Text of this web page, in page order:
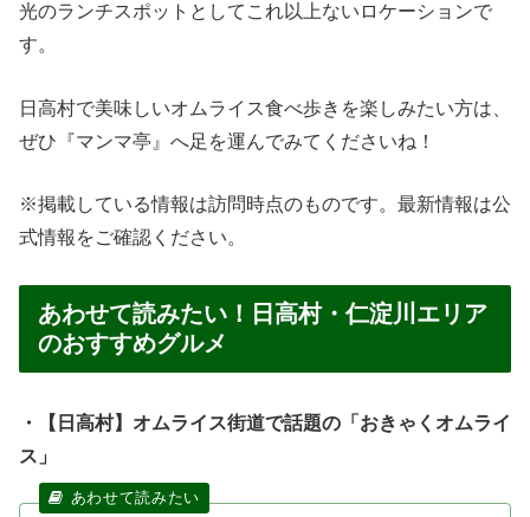
光のランチスポットとしてこれ以上ないロケーションで
す。
日高村で美味しいオムライス食べ歩きを楽しみたい方は、
ぜひ『マンマ亭』へ足を運んでみてくださいね！
※掲載している情報は訪問時点のものです。最新情報は公
式情報をご確認ください。
あわせて読みたい！日高村・仁淀川エリア
のおすすめグルメ
・【日高村】オムライス街道で話題の「おきゃくオムライ
ス」